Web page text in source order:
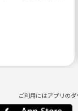
ご利用にはアプリの